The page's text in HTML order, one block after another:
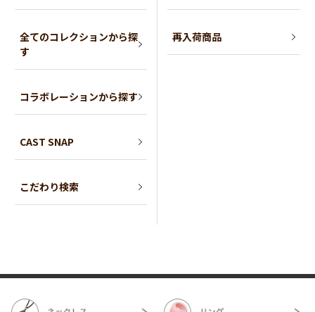
全てのコレクションから探
す
コラボレーションから探す
CAST SNAP
こだわり検索
再入荷商品